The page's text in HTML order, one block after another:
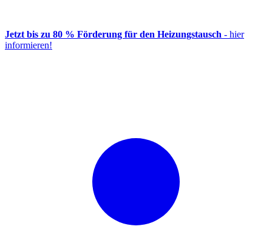
Jetzt bis zu 80 % Förderung für den Heizungstausch - hier
informieren!